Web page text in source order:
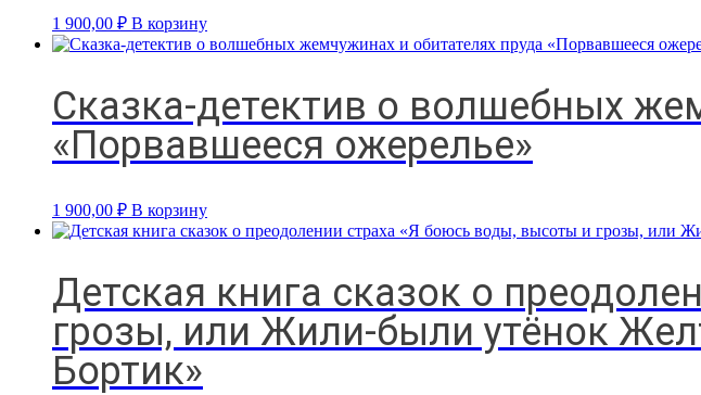
1 900,00 ₽ В корзину
Сказка-детектив о волшебных
«Порвавшееся ожерелье»
1 900,00 ₽ В корзину
Детская книга сказок о
грозы, или Жили-были утёнок
Бортик»